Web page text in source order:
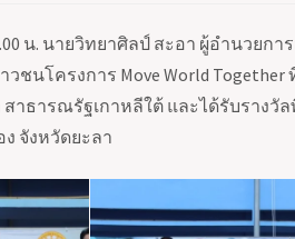
น. นายวิทยาศิลป์ สะอา ผู้อำนวย
ชนโครงการ Move World
ธารณรัฐเกาหลีใต้ และได้รับรางวั
ง จังหวัดยะลา